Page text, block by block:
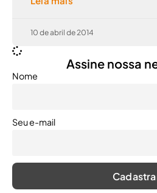
10 de abril de 2014
Assine nossa
Nome
Seu e-mail